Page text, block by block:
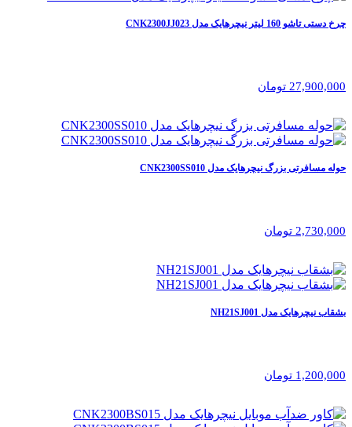
چرخ دستی تاشو 160 لیتر نیچرهایک مدل CNK2300JJ023
27,900,000 تومان
حوله مسافرتی بزرگ نیچرهایک مدل CNK2300SS010
2,730,000 تومان
بشقاب نیچرهایک مدل NH21SJ001
1,200,000 تومان